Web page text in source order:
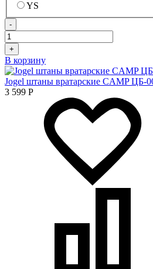
YS
-
+
В корзину
Jogel штаны вратарские CAMP ЦБ-
3 599 Р